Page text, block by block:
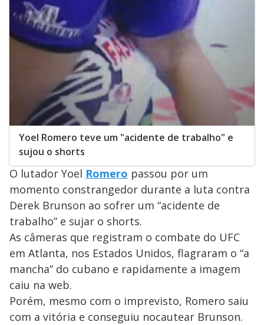
Yoel Romero teve um "acidente de trabalho" e
sujou o shorts
O lutador Yoel Romero passou por um
momento constrangedor durante a luta contra
Derek Brunson ao sofrer um “acidente de
trabalho” e sujar o shorts.
As câmeras que registram o combate do UFC
em Atlanta, nos Estados Unidos, flagraram o “a
mancha” do cubano e rapidamente a imagem
caiu na web.
Porém, mesmo com o imprevisto, Romero saiu
com a vitória e conseguiu nocautear Brunson.